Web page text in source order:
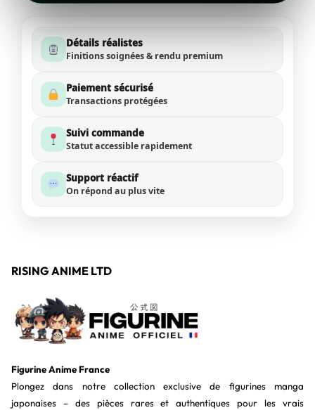
Détails réalistes
Finitions soignées & rendu premium
Paiement sécurisé
Transactions protégées
Suivi commande
Statut accessible rapidement
Support réactif
On répond au plus vite
RISING ANIME LTD
Figurine Anime France
Plongez dans notre collection exclusive de figurines manga
japonaises – des pièces rares et authentiques pour les vrais